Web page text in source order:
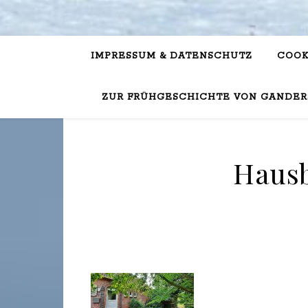
IMPRESSUM & DATENSCHUTZ
ZUR FRÜHGESCHICHTE VON